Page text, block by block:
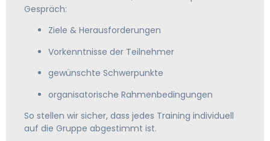
Gespräch:
Ziele & Herausforderungen
Vorkenntnisse der Teilnehmer
gewünschte Schwerpunkte
organisatorische Rahmenbedingungen
So stellen wir sicher, dass jedes Training individuell
auf die Gruppe abgestimmt ist.